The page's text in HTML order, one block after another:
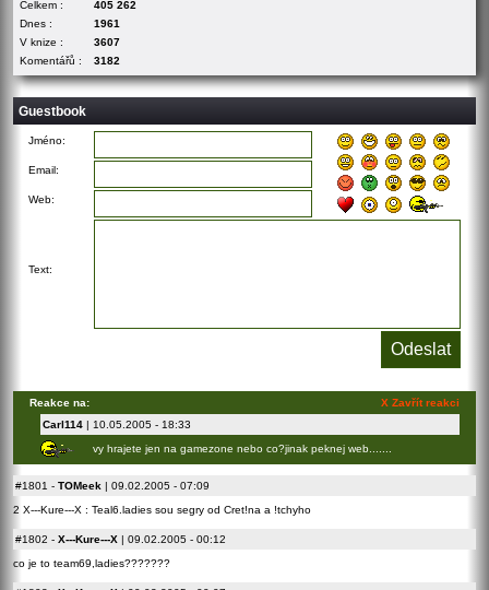
Celkem :
405 262
Dnes :
1961
V knize :
3607
Komentářů :
3182
Guestbook
Jméno:
Email:
Web:
Text:
X Zavřít reakci
Reakce na:
Carl114 | 10.05.2005 - 18:33
vy hrajete jen na gamezone nebo co?jinak peknej web.......
#1801 - TOMeek | 09.02.2005 - 07:09
2 X---Kure---X : Teal6.ladies sou segry od Cret!na a !tchyho
#1802 - X---Kure---X | 09.02.2005 - 00:12
co je to team69,ladies???????